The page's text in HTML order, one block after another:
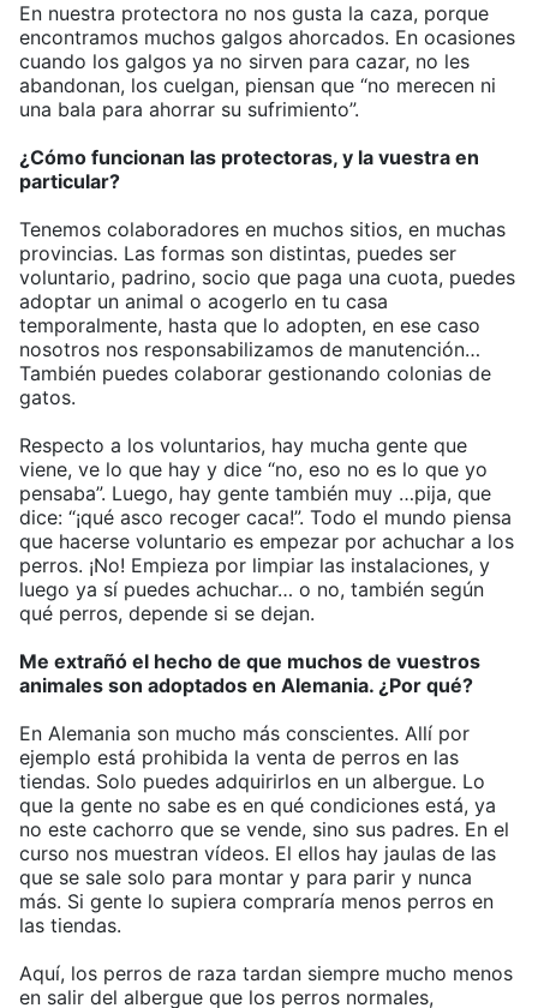
En nuestra protectora no nos gusta la caza, porque
encontramos muchos galgos ahorcados. En ocasiones
cuando los galgos ya no sirven para cazar, no les
abandonan, los cuelgan, piensan que “no merecen ni
una bala para ahorrar su sufrimiento”.
¿Cómo funcionan las protectoras, y la vuestra en
particular?
Tenemos colaboradores en muchos sitios, en muchas
provincias. Las formas son distintas, puedes ser
voluntario, padrino, socio que paga una cuota, puedes
adoptar un animal o acogerlo en tu casa
temporalmente, hasta que lo adopten, en ese caso
nosotros nos responsabilizamos de manutención…
También puedes colaborar gestionando colonias de
gatos.
Respecto a los voluntarios, hay mucha gente que
viene, ve lo que hay y dice “no, eso no es lo que yo
pensaba”. Luego, hay gente también muy …pija, que
dice: “¡qué asco recoger caca!”. Todo el mundo piensa
que hacerse voluntario es empezar por achuchar a los
perros. ¡No! Empieza por limpiar las instalaciones, y
luego ya sí puedes achuchar… o no, también según
qué perros, depende si se dejan.
Me extrañó el hecho de que muchos de vuestros
animales son adoptados en Alemania. ¿Por qué?
En Alemania son mucho más conscientes. Allí por
ejemplo está prohibida la venta de perros en las
tiendas. Solo puedes adquirirlos en un albergue. Lo
que la gente no sabe es en qué condiciones está, ya
no este cachorro que se vende, sino sus padres. En el
curso nos muestran vídeos. El ellos hay jaulas de las
que se sale solo para montar y para parir y nunca
más. Si gente lo supiera compraría menos perros en
las tiendas.
Aquí, los perros de raza tardan siempre mucho menos
en salir del albergue que los perros normales,